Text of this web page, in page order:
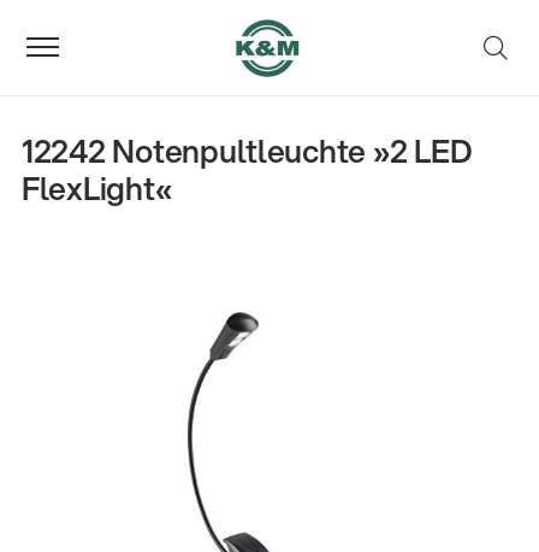
12242 Notenpultleuchte »2 LED
FlexLight«